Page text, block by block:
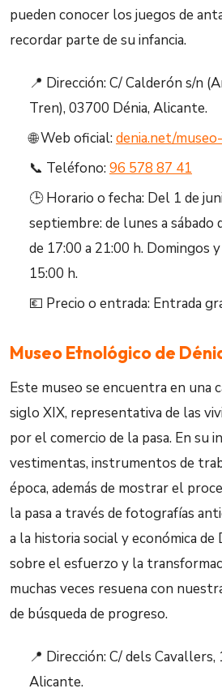
pueden conocer los juegos de
recordar parte de su infancia.
📍 Dirección: C/ Calderón s/n
Tren), 03700 Dénia, Alicante.
🌐 Web oficial:denia.net/
📞 Teléfono:96 578 87 41
🕒 Horario o fecha: Del 1 de
septiembre: de lunes a sábado
de 17:00 a 21:00 h. Domingos
15:00 h.
💶 Precio o entrada: Entrada
Museo Etnológico de
Este museo se encuentra en una
siglo XIX, representativa de las
por el comercio de la pasa. En su
vestimentas, instrumentos de
época, además de mostrar el
la pasa a través de fotografías
a la historia social y económica de
sobre el esfuerzo y la
muchas veces resuena con
de búsqueda de progreso.
📍 Dirección: C/ dels Cavallers,
Alicante.